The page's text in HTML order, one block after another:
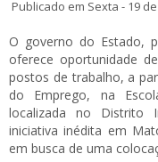
Publicado em Sexta - 19
O governo do Estado,
oferece oportunidade
postos de trabalho, a
do Emprego, na
localizada no Distrito
iniciativa inédita em
em busca de uma